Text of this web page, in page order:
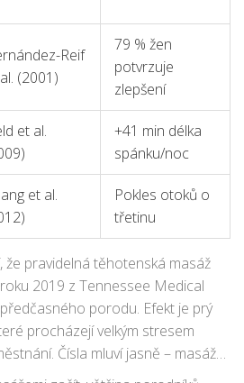
Reif
(2001)
79 % žen
potvrzuje
zlepšení
et al.
+41 min délka
spánku/noc
et al.
Pokles otoků o
třetinu
že pravidelná těhotenská masáž
2019 z Tennessee Medical
porodu. Efekt je prý
procházejí velkým stresem
Čísla mluví jasně – masáž
má zdravotní výsledky.